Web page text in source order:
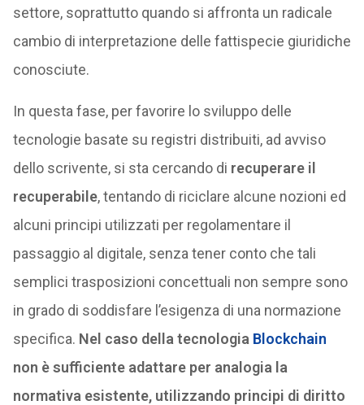
settore, soprattutto quando si affronta un radicale
cambio di interpretazione delle fattispecie giuridiche
conosciute.
In questa fase, per favorire lo sviluppo delle
tecnologie basate su registri distribuiti, ad avviso
dello scrivente, si sta cercando di recuperare il
recuperabile, tentando di riciclare alcune nozioni ed
alcuni principi utilizzati per regolamentare il
passaggio al digitale, senza tener conto che tali
semplici trasposizioni concettuali non sempre sono
in grado di soddisfare l’esigenza di una normazione
specifica. Nel caso della tecnologia Blockchain
non è sufficiente adattare per analogia la
normativa esistente, utilizzando principi di diritto